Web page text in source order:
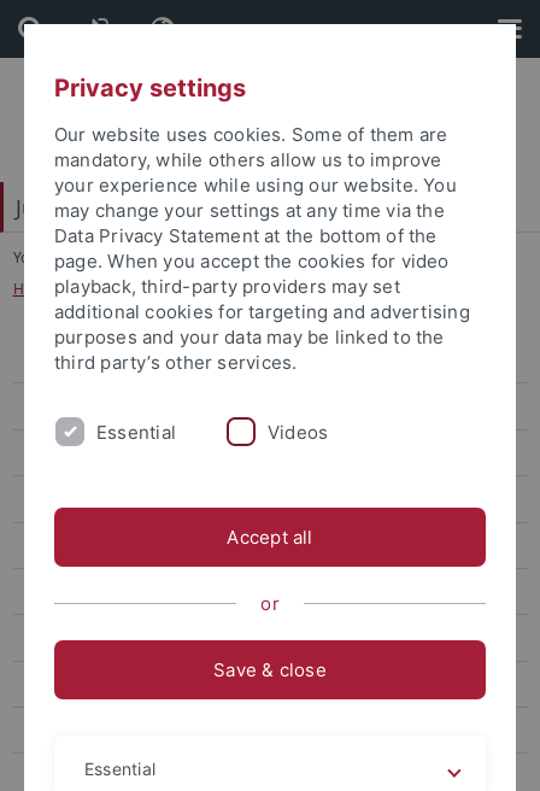
Skip
to
content
Skip
to
footer
Juristische Fakultät
You are here: Startseite
...
Hilfe bei Diskriminierung und Belästigung
Team
Gleichstellung
Fakultätspreis
Athene Mentoring Programm
Mitwirken
Privacy settings
Our website uses cookies. Some of them are
mandatory, while others allow us to improve
your experience while using our website. You
may change your settings at any time via the
Data Privacy Statement at the bottom of the
page. When you accept the cookies for video
playback, third-party providers may set
additional cookies for targeting and advertising
purposes and your data may be linked to the
third party’s other services.
Essential Videos
Accept all
or
Save & close
Essential